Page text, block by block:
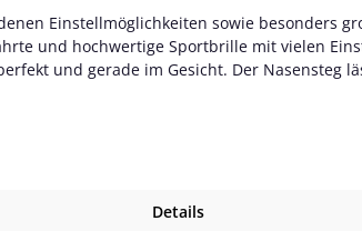
Einstellmöglichkeiten sowie besonders
und hochwertige Sportbrille mit vielen
und gerade im Gesicht. Der Nasensteg
der Direktverglasung werden die
nutzbare Sehfläche verteilt sich über das
Bitte teilen Sie uns hierfür
Details